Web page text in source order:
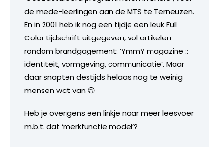
de mede-leerlingen aan de MTS te Terneuzen.
En in 2001 heb ik nog een tijdje een leuk Full
Color tijdschrift uitgegeven, vol artikelen
rondom brandgagement: ‘YmmY magazine ::
identiteit, vormgeving, communicatie’. Maar
daar snapten destijds helaas nog te weinig
mensen wat van 😉
Heb je overigens een linkje naar meer leesvoer
m.b.t. dat ‘merkfunctie model’?